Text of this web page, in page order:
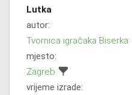
Lutka
autor:
Tvornica igračaka Biserka
mjesto:
Zagreb
vrijeme izrade: